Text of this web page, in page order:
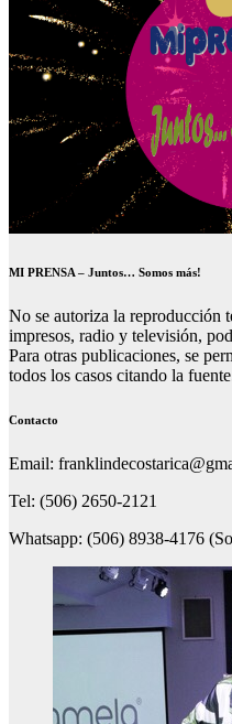
MI PRENSA – Juntos… Somos más!
No se autoriza la reproducción
impresos, radio y televisión,
Para otras publicaciones, se
todos los casos citando la
Contacto
Email:
Tel: (506) 2650-2121
Whatsapp: (506) 8938-4176